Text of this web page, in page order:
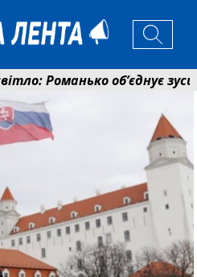
Романько об’єднує
спрямував 0,2 млрд грн